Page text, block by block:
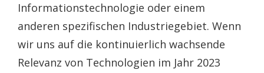
Informationstechnologie oder einem
anderen spezifischen Industriegebiet. Wenn
wir uns auf die kontinuierlich wachsende
Relevanz von Technologien im Jahr 2023